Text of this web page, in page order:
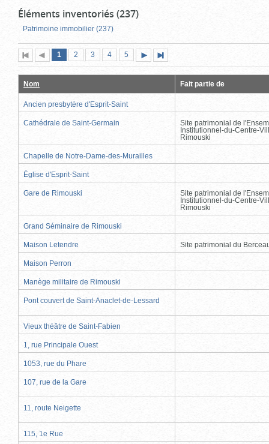
Éléments inventoriés (237)
Patrimoine immobilier (237)
Première
page
Page
précédente
Page
1 (page
actuelle)
Page
2 Page
3 Page
4 Page
5
suivante
page
Nom Fait partie de
Ancien presbytère d'Esprit-Saint
Cathédrale de Saint-Germain
Site patrimonial de
Institutionnel-du-Centre-
Rimouski
Chapelle de Notre-Dame-des-Murailles
Église d'Esprit-Saint
Gare de Rimouski
Site patrimonial de
Institutionnel-du-Centre-
Rimouski
Grand Séminaire de Rimouski
Maison Letendre Site patrimonial du
Maison Perron
Manège militaire de Rimouski
Pont couvert de Saint-Anaclet-de-Lessard
Vieux théâtre de Saint-Fabien
1, rue Principale Ouest
1053, rue du Phare
107, rue de la Gare
11, route Neigette
115, 1e Rue